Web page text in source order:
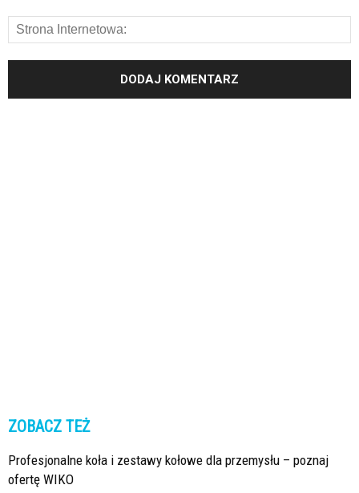
ZOBACZ TEŻ
Profesjonalne koła i zestawy kołowe dla przemysłu – poznaj
ofertę WIKO